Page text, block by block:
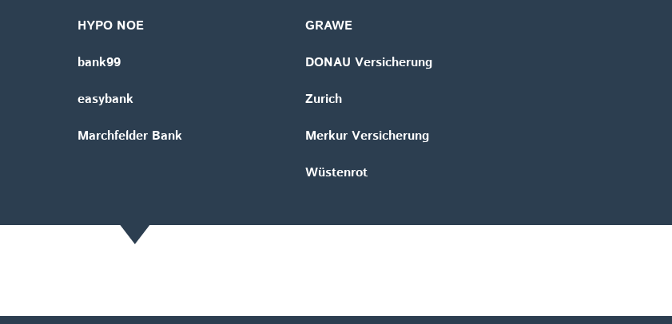
HYPO NOE
bank99
easybank
Marchfelder Bank
GRAWE
DONAU Versicherung
Zurich
Merkur Versicherung
Wüstenrot